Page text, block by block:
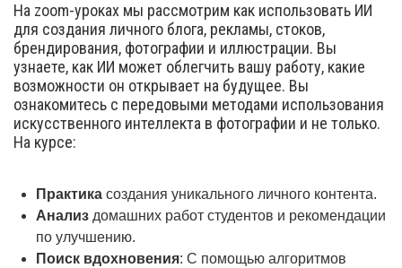
На zoom-уроках мы рассмотрим как использовать ИИ
для создания личного блога, рекламы, стоков,
брендирования, фотографии и иллюстрации. Вы
узнаете, как ИИ может облегчить вашу работу, какие
возможности он открывает на будущее. Вы
ознакомитесь с передовыми методами использования
искусственного интеллекта в фотографии и не только.
На курсе:
Практика создания уникального личного контента.
Анализ домашних работ студентов и рекомендации
по улучшению.
Поиск вдохновения: С помощью алгоритмов